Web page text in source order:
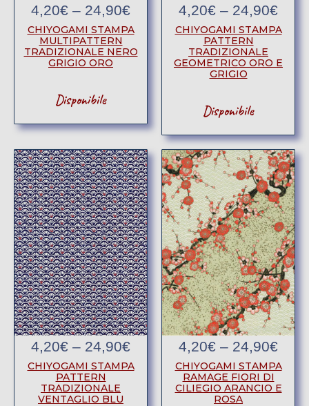
4,20€ – 24,90€
CHIYOGAMI STAMPA
MULTIPATTERN
TRADIZIONALE NERO
GRIGIO ORO
Disponibile
4,20€ – 24,90€
CHIYOGAMI STAMPA
PATTERN
TRADIZIONALE
GEOMETRICO ORO E
GRIGIO
Disponibile
4,20€ – 24,90€
CHIYOGAMI STAMPA
PATTERN
TRADIZIONALE
VENTAGLIO BLU
4,20€ – 24,90€
CHIYOGAMI STAMPA
RAMAGE FIORI DI
CILIEGIO ARANCIO E
ROSA